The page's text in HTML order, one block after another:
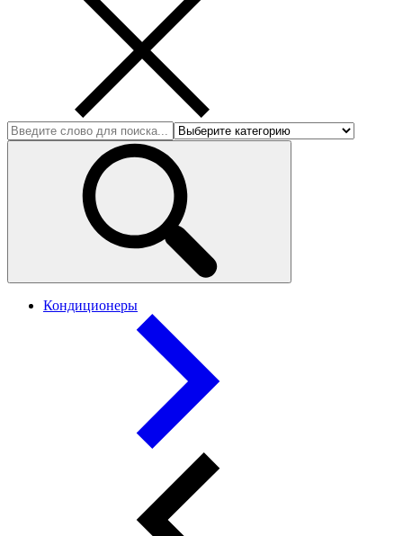
Кондиционеры